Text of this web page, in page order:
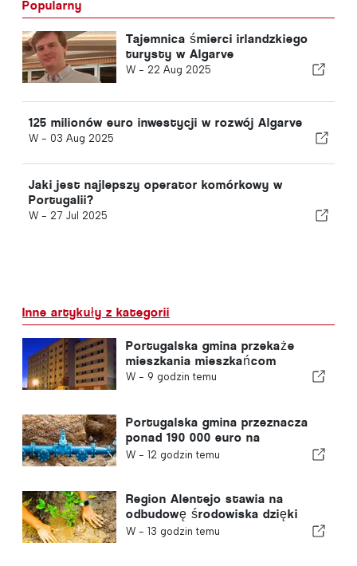
Popularny
Tajemnica śmierci irlandzkiego
turysty w Algarve
W - 22 Aug 2025
125 milionów euro inwestycji w rozwój Algarve
W - 03 Aug 2025
Jaki jest najlepszy operator komórkowy w
Portugalii?
W - 27 Jul 2025
Inne artykuły z kategorii
Portugalska gmina przekaże
mieszkania mieszkańcom
W - 9 godzin temu
Portugalska gmina przeznacza
ponad 190 000 euro na
zaopatrzenie w wodę
W - 12 godzin temu
Region Alentejo stawia na
odbudowę środowiska dzięki
funduszom europejskim
W - 13 godzin temu